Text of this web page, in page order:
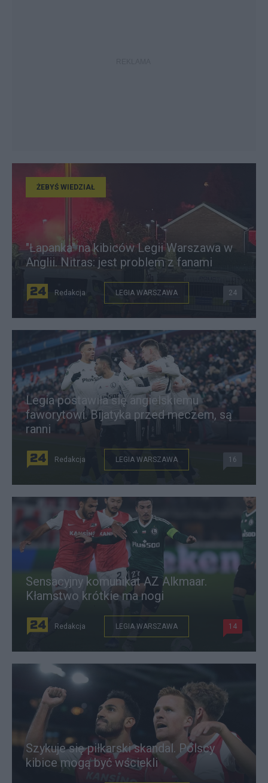
ŻEBYŚ WIEDZIAŁ
"Łapanka" na kibiców Legii Warszawa w
Anglii. Nitras: jest problem z fanami
Redakcja LEGIA WARSZAWA 24
Legia postawiła się angielskiemu
faworytowi. Bijatyka przed meczem, są
ranni
Redakcja LEGIA WARSZAWA 16
Sensacyjny komunikat AZ Alkmaar.
Kłamstwo krótkie ma nogi
Redakcja LEGIA WARSZAWA 14
Szykuje się piłkarski skandal. Polscy
kibice mogą być wściekli